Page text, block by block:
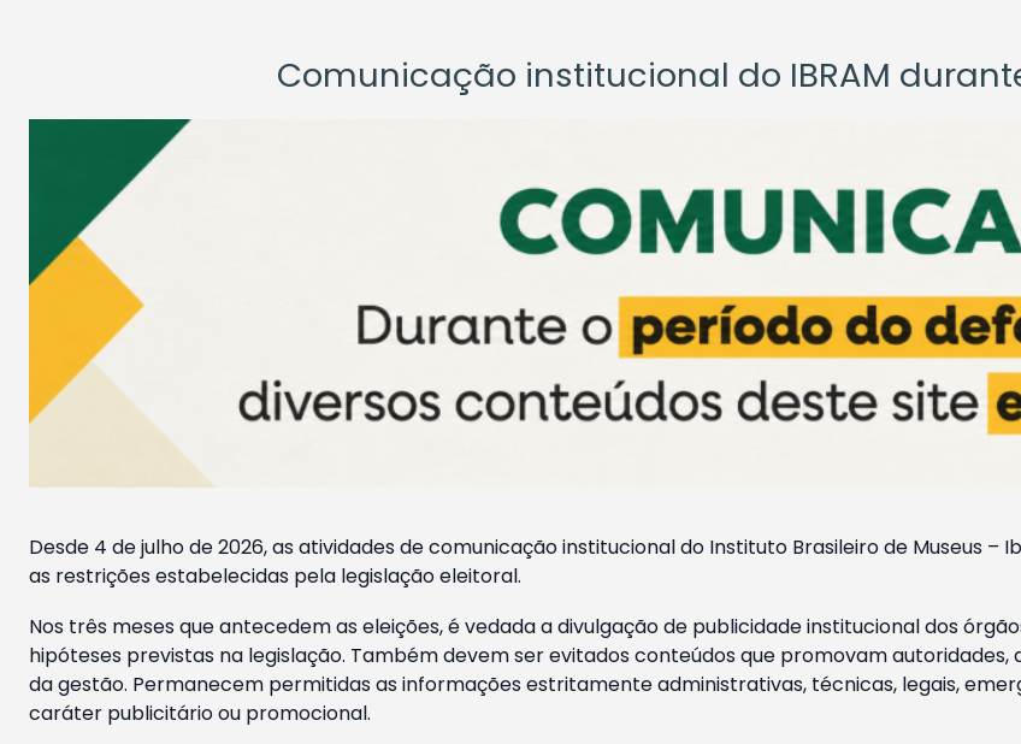
Comunicação institucional do IBRAM
Desde 4 de julho de 2026, as atividades de comunicação institucional do Instituto Brasileiro de Museus
as restrições estabelecidas pela legislação eleitoral.
Nos três meses que antecedem as eleições, é vedada a divulgação de publicidade institucional dos
hipóteses previstas na legislação. Também devem ser evitados conteúdos que promovam
da gestão. Permanecem permitidas as informações estritamente administrativas, técnicas, legais,
caráter publicitário ou promocional.